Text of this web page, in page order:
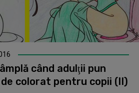
când adulţii pun
colorat pentru copii (II)